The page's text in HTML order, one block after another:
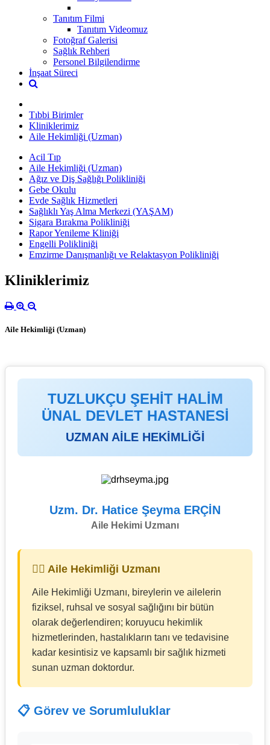
Tanıtım Filmi
Tanıtım Videomuz
Fotoğraf Galerisi
Sağlık Rehberi
Personel Bilgilendirme
İnşaat Süreci
Tıbbi Birimler
Kliniklerimiz
Aile Hekimliği (Uzman)
Acil Tıp
Aile Hekimliği (Uzman)
Ağız ve Diş Sağlığı Polikliniği
Gebe Okulu
Evde Sağlık Hizmetleri
Sağlıklı Yaş Alma Merkezi (YAŞAM)
Sigara Bırakma Polikliniği
Rapor Yenileme Kliniği
Engelli Polikliniği
Emzirme Danışmanlığı ve Relaktasyon Polikliniği
Kliniklerimiz
Aile Hekimliği (Uzman)
TUZLUKÇU ŞEHİT HALİM
ÜNAL DEVLET HASTANESİ
UZMAN AİLE HEKİMLİĞİ
Uzm. Dr. Hatice Şeyma ERÇİN
Aile Hekimi Uzmanı
👨‍⚕️ Aile Hekimliği Uzmanı
Aile Hekimliği Uzmanı, bireylerin ve ailelerin
fiziksel, ruhsal ve sosyal sağlığını bir bütün
olarak değerlendiren; koruyucu hekimlik
hizmetlerinden, hastalıkların tanı ve tedavisine
kadar kesintisiz ve kapsamlı bir sağlık hizmeti
sunan uzman doktordur.
📋 Görev ve Sorumluluklar